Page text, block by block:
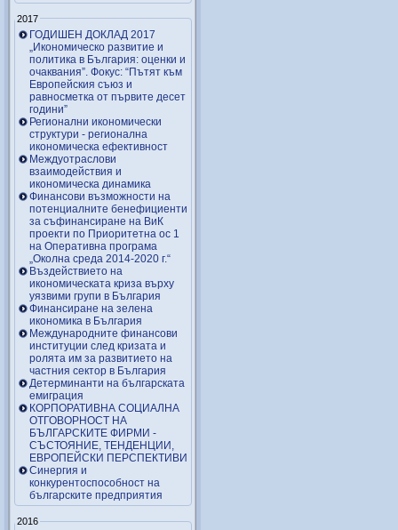
2017
ГОДИШЕН ДОКЛАД 2017
„Икономическо развитие и
политика в България: оценки и
очаквания”. Фокус: “Пътят към
Европейския съюз и
равносметка от първите десет
години”
Регионални икономически
структури - регионална
икономическа ефективност
Междуотраслови
взаимодействия и
икономическа динамика
Финансови възможности на
потенциалните бенефициенти
за съфинансиране на ВиК
проекти по Приоритетна ос 1
на Оперативна програма
„Околна среда 2014-2020 г.“
Въздействието на
икономическата криза върху
уязвими групи в България
Финансиране на зелена
икономика в България
Международните финансови
институции след кризата и
ролята им за развитието на
частния сектор в България
Детерминанти на българската
емиграция
КОРПОРАТИВНА СОЦИАЛНА
ОТГОВОРНОСТ НА
БЪЛГАРСКИТЕ ФИРМИ -
СЪСТОЯНИЕ, ТЕНДЕНЦИИ,
ЕВРОПЕЙСКИ ПЕРСПЕКТИВИ
Синергия и
конкурентоспособност на
българските предприятия
2016